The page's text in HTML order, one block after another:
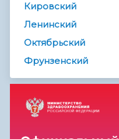
Кировский
Ленинский
Октябрьский
Фрунзенский